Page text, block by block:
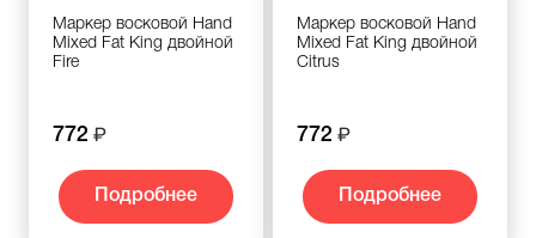
Маркер восковой Hand
Mixed Fat King двойной
Fire
772
Подробнее
Маркер восковой Hand
Mixed Fat King двойной
Citrus
772
Подробнее